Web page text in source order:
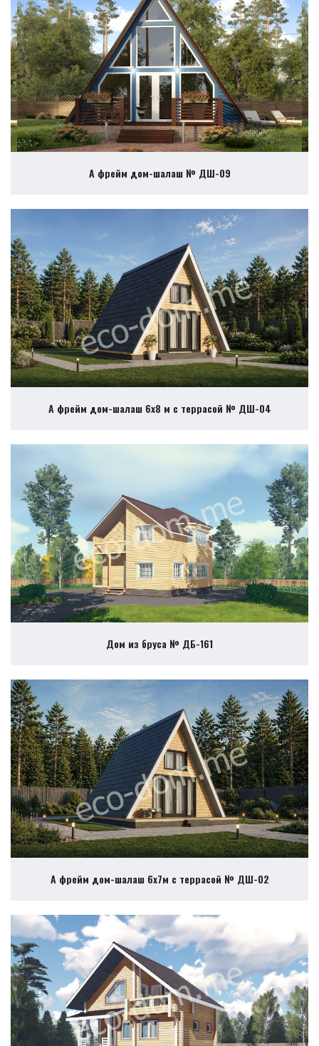
А фрейм дом-шалаш № ДШ-09
А фрейм дом-шалаш 6х8 м с террасой № ДШ-04
Дом из бруса № ДБ-161
А фрейм дом-шалаш 6х7м с террасой № ДШ-02